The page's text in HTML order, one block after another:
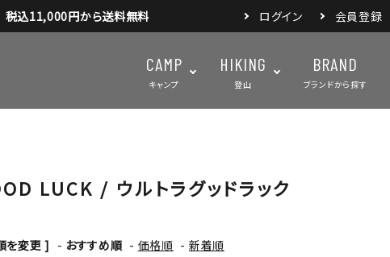
税込11,000円から送料無料 ログイン 会員登録
CAMP
キャンプ
テント・タープ
アウトドアスパイス
HIKING
登山
テント・タープ
BRAND
ブランドから探す
LUCK / ウルトラグッドラック
を変更 ] - おすすめ順 - 価格順 - 新着順